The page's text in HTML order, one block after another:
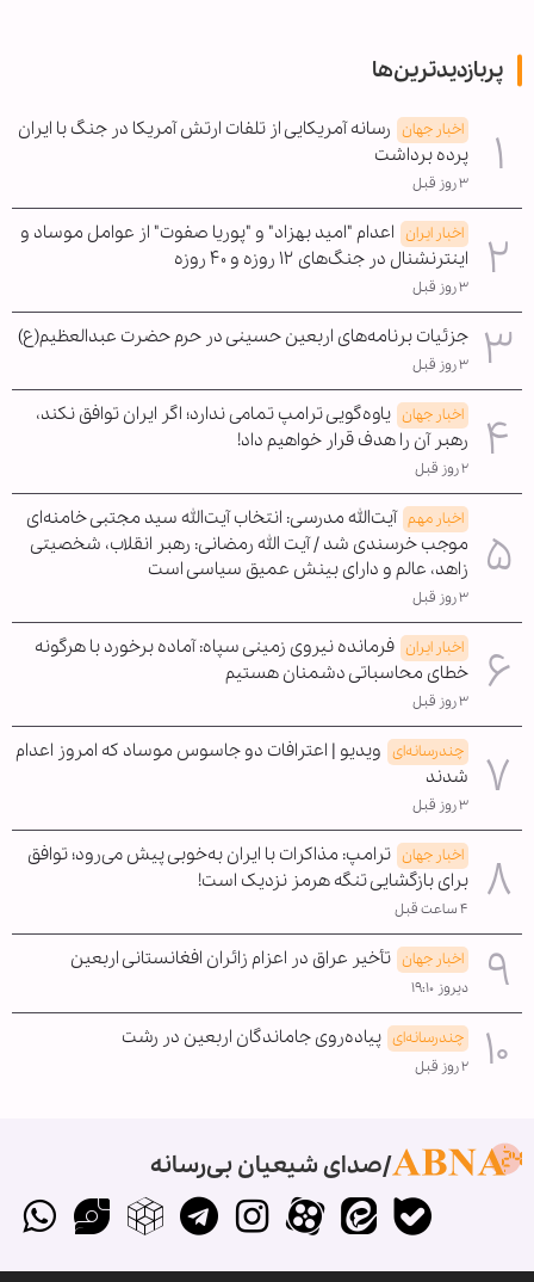
پربازدیدترین‌ها
اخبار جهان رسانه آمریکایی از تلفات ارتش آمریکا در جنگ با ایران
پرده برداشت
۳ روز قبل
اخبار ایران اعدام "امید بهزاد" و "پوریا صفوت" از عوامل موساد و
اینترنشنال در جنگ‌های ۱۲ روزه و ۴۰ روزه
۳ روز قبل
جزئیات برنامه‌های اربعین حسینی در حرم حضرت عبدالعظیم(ع)
۳ روز قبل
اخبار جهان یاوه‌گویی ترامپ تمامی ندارد؛ اگر ایران توافق نکند،
رهبر آن را هدف قرار خواهیم داد!
۲ روز قبل
اخبار مهم آیت‌الله مدرسی: انتخاب آیت‌الله سید مجتبی خامنه‌ای
موجب خرسندی شد / آیت الله رمضانی: رهبر انقلاب، شخصیتی
زاهد، عالم و دارای بینش عمیق سیاسی است
۳ روز قبل
اخبار ایران فرمانده نیروی زمینی سپاه: آماده برخورد با هرگونه
خطای محاسباتی دشمنان هستیم
۳ روز قبل
چندرسانه‌ای ویدیو | اعترافات دو جاسوس موساد که امروز اعدام
شدند
۳ روز قبل
اخبار جهان ترامپ: مذاکرات با ایران به‌خوبی پیش می‌رود؛ توافق
برای بازگشایی تنگه هرمز نزدیک است!
۴ ساعت قبل
اخبار جهان تأخیر عراق در اعزام زائران افغانستانی اربعین
دیروز ۱۹:۱۰
چندرسانه‌ای پیاده‌روی جاماندگان اربعین در رشت
۲ روز قبل
صدای شیعیان بی‌رسانه